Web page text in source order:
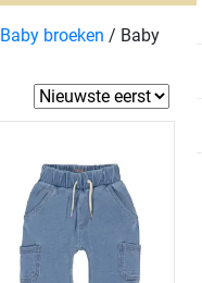
Baby broeken / Baby